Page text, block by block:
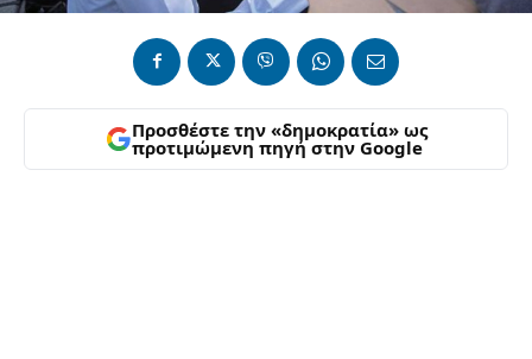
Προσθέστε την «δημοκρατία» ως
προτιμώμενη πηγή στην Google